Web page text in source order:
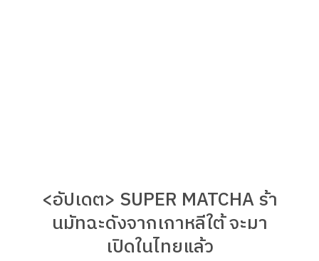
<อัปเดต> SUPER MATCHA ร้า
นมัทฉะดังจากเกาหลีใต้ จะมา
เปิดในไทยแล้ว